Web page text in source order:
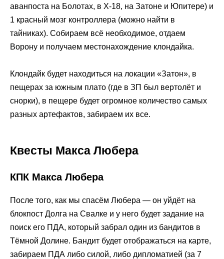
аванпоста на Болотах, в X-18, на Затоне и Юпитере) и
1 красный мозг контроллера (можно найти в
тайниках). Собираем всё необходимое, отдаем
Ворону и получаем местонахождение клондайка.
Клондайк будет находиться на локации «Затон», в
пещерах за южным плато (где в ЗП был вертолёт и
снорки), в пещере будет огромное количество самых
разных артефактов, забираем их все.
Квесты Макса Любера
КПК Макса Любера
После того, как мы спасём Любера — он уйдёт на
блокпост Долга на Свалке и у него будет задание на
поиск его ПДА, который забрал один из бандитов в
Тёмной Долине. Бандит будет отображаться на карте,
забираем ПДА либо силой, либо дипломатией (за 7